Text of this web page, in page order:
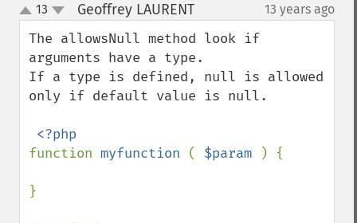
up
down
13 Geoffrey LAURENT¶ 13 years ago
The allowsNull method look if
arguments have a type.
If a type is defined, null is allowed
only if default value is null.
function myfunction ( $param ) {
}